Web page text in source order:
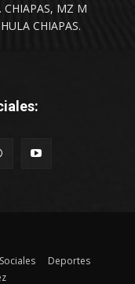
CHIAPAS, MZ M
CHIAPAS.
Sociales
Deportes